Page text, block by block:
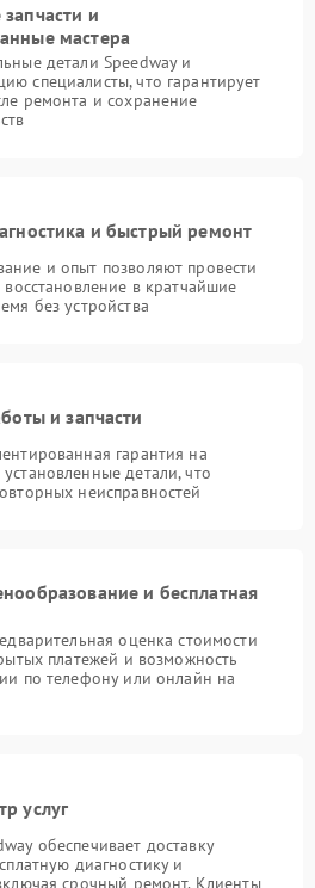
и
мастера
детали Speedway и
специалисты, что гарантирует
ремонта и сохранение
и быстрый ремонт
и опыт позволяют провести
восстановление в кратчайшие
без устройства
и запчасти
гарантия на
детали, что
неисправностей
и бесплатная
оценка стоимости
платежей и возможность
по телефону или онлайн на
услуг
обеспечивает доставку
диагностику и
срочный ремонт. Клиенты